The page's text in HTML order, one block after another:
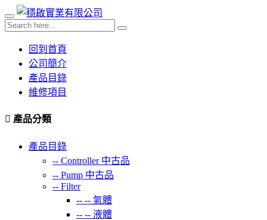
回到首頁
公司簡介
產品目錄
維修項目
產品分類
產品目錄
-- Controller 中古品
-- Pump 中古品
-- Filter
-- -- 氣體
-- -- 液體